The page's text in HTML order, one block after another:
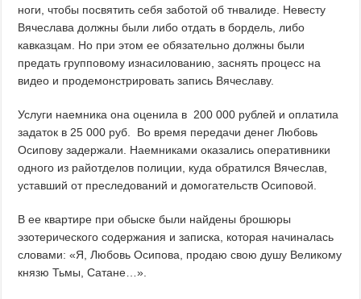
ноги, чтобы посвятить себя заботой об тнвалиде. Невесту
Вячеслава должны были либо отдать в бордель, либо
кавказцам. Но при этом ее обязательно должны были
предать групповому изнасилованию, заснять процесс на
видео и продемонстрировать запись Вячеславу.
Услуги наемника она оценила в 200 000 рублей и оплатила
задаток в 25 000 руб. Во время передачи денег Любовь
Осипову задержали. Наемниками оказались оперативники
одного из райотделов полиции, куда обратился Вячеслав,
уставший от преследований и домогательств Осиповой.
В ее квартире при обыске были найдены брошюры
эзотерического содержания и записка, которая начиналась
словами: «Я, Любовь Осипова, продаю свою душу Великому
князю Тьмы, Сатане…».